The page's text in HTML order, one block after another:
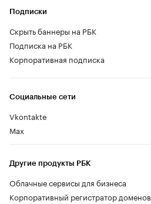
Социальные сети
Vkontakte
Max
Другие продукты РБК
Облачные сервисы для бизнеса
Корпоративный регистратор доменов
Подписки
Скрыть баннеры на РБК
Подписка на РБК
Корпоративная подписка